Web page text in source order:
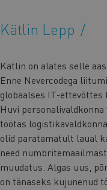
Kätlin Lepp
Kätlin on alates selle
Enne Nevercodega
globaalses IT-ettevõttes
Huvi
töötas
olid paratamatult laual
need
muudatus. Algas uus,
on tänaseks kujunenud